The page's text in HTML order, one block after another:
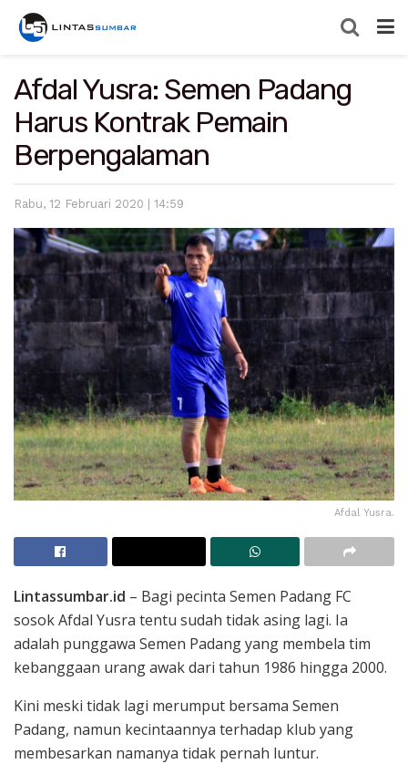
Afdal Yusra: Semen Padang
Harus Kontrak Pemain
Berpengalaman
Rabu, 12 Februari 2020 | 14:59
Afdal Yusra.
Lintassumbar.id – Bagi pecinta Semen Padang FC
sosok Afdal Yusra tentu sudah tidak asing lagi. Ia
adalah punggawa Semen Padang yang membela tim
kebanggaan urang awak dari tahun 1986 hingga 2000.
Kini meski tidak lagi merumput bersama Semen
Padang, namun kecintaannya terhadap klub yang
membesarkan namanya tidak pernah luntur.